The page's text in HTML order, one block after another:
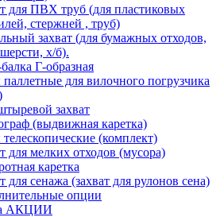
для ПВХ труб (для пластиковых
стержней , труб)
захват (для бумажных отходов,
х/б).
Г-образная
для вилочного погрузчика
захват
(выдвижная каретка)
(комплект)
для мелких отходов (мусора)
каретка
для сенажа (захват для рулонов сена)
опции
АКЦИИ